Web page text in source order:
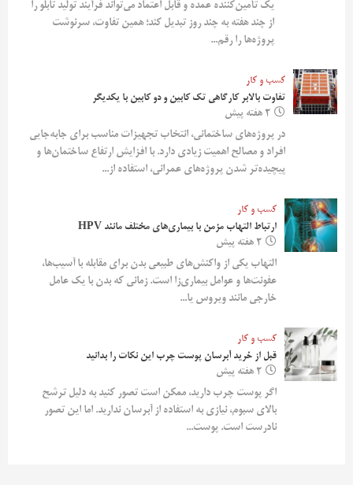
یک تأمین‌کننده عمده و قابل اعتماد می‌تواند فرآیند تولید تابلو را
از چند هفته به چند روز تبدیل کند؛ همین تفاوت، سرنوشت
پروژه‌ها را رقم...
کسب و کار
تفاوت بالابر کارگاهی تک کابین و دو کابین با یکدیگر
2 هفته پیش
در پروژه‌های ساختمانی، انتخاب تجهیزات مناسب برای جابه‌جایی
افراد و مصالح اهمیت زیادی دارد. با افزایش ارتفاع ساختمان‌ها و
پیچیده‌تر شدن پروژه‌های عمرانی، استفاده از...
کسب و کار
ارتباط التهاب مزمن با بیماری‌های مختلف مانند HPV
2 هفته پیش
التهاب یکی از واکنش‌های طبیعی بدن برای مقابله با آسیب‌ها،
عفونت‌ها و عوامل بیماری‌زا است. زمانی که بدن با یک عامل
خارجی مانند ویروس یا...
کسب و کار
قبل از خرید آبرسان پوست چرب این نکات را بدانید
2 هفته پیش
اگر پوست چرب دارید، ممکن است تصور کنید به دلیل ترشح
بالای سبوم، نیازی به استفاده از آبرسان ندارید. اما این تصور
نادرست است. پوست...